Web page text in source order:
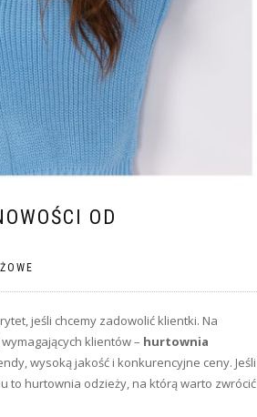
OD
jeśli chcemy zadowolić klientki. Na
klientów – hurtownia
wysoką jakość i konkurencyjne ceny. Jeśli
to hurtownia odzieży, na którą warto zwrócić